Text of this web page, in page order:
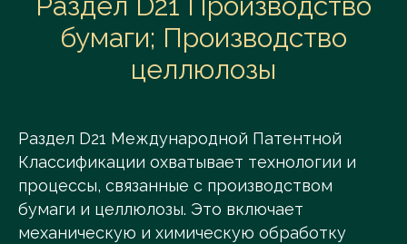
бумаги; Производство
целлюлозы
Раздел D21 Международной Патентной
Классификации охватывает технологии и
процессы, связанные с производством
бумаги и целлюлозы. Это включает
механическую и химическую обработку